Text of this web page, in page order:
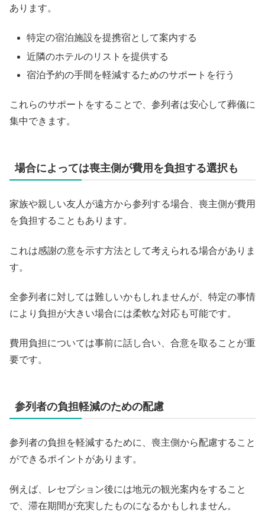
あります。
特定の宿泊施設を提携宿として案内する
近隣のホテルのリストを提供する
宿泊予約の手間を軽減するためのサポートを行う
これらのサポートをすることで、参列者は安心して葬儀に
集中できます。
場合によっては喪主側が費用を負担する選択も
家族や親しい友人が遠方から参列する場合、喪主側が費用
を負担することもあります。
これは感謝の意を示す方法として考えられる場合がありま
す。
全参列者に対しては難しいかもしれませんが、特定の事情
により負担が大きい場合には柔軟な対応も可能です。
費用負担については事前に話し合い、合意を取ることが重
要です。
参列者の負担軽減のための配慮
参列者の負担を軽減するために、喪主側から配慮すること
ができるポイントがあります。
例えば、レセプション後には地元の観光案内をすること
で、滞在期間が充実したものになるかもしれません。